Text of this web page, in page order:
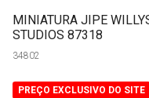
MINIATURA JIPE
STUDIOS 87318
34802
PREÇO EXCLUSIVO DO SITE